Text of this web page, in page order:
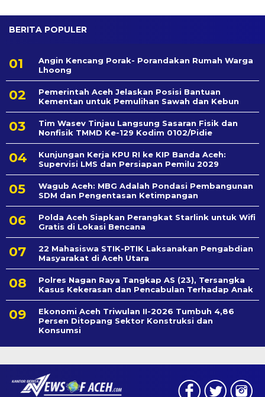
BERITA POPULER
Angin Kencang Porak- Porandakan Rumah Warga
Lhoong
Pemerintah Aceh Jelaskan Posisi Bantuan
Kementan untuk Pemulihan Sawah dan Kebun
Tim Wasev Tinjau Langsung Sasaran Fisik dan
Nonfisik TMMD Ke-129 Kodim 0102/Pidie
Kunjungan Kerja KPU RI ke KIP Banda Aceh:
Supervisi LMS dan Persiapan Pemilu 2029
Wagub Aceh: MBG Adalah Pondasi Pembangunan
SDM dan Pengentasan Ketimpangan
Polda Aceh Siapkan Perangkat Starlink untuk Wifi
Gratis di Lokasi Bencana
22 Mahasiswa STIK-PTIK Laksanakan Pengabdian
Masyarakat di Aceh Utara
Polres Nagan Raya Tangkap AS (23), Tersangka
Kasus Kekerasan dan Pencabulan Terhadap Anak
Ekonomi Aceh Triwulan II-2026 Tumbuh 4,86
Persen Ditopang Sektor Konstruksi dan
Konsumsi